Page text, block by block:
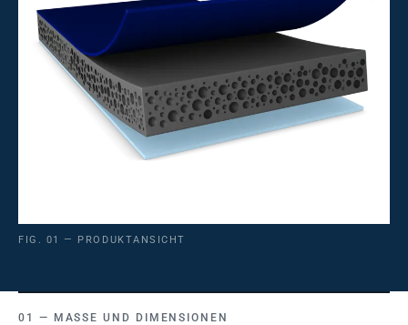
FIG. 01 — PRODUKTANSICHT
MASSE UND DIMENSIONEN